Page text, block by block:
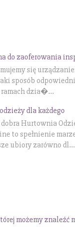
do zaoferowania
się
sposób
ramach dzia�...
dla każdego
Hurtownia
to spełnienie
ubiory zarówno dl...
możemy